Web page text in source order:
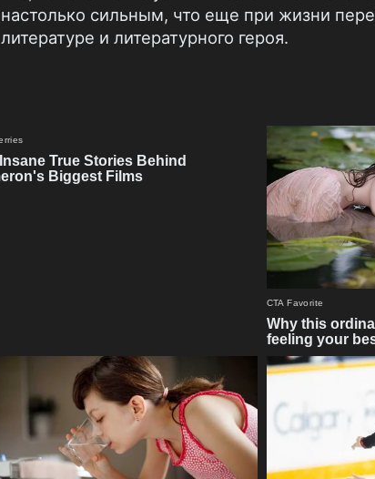
настолько сильным, что еще при жизни
литературе и литературного героя.